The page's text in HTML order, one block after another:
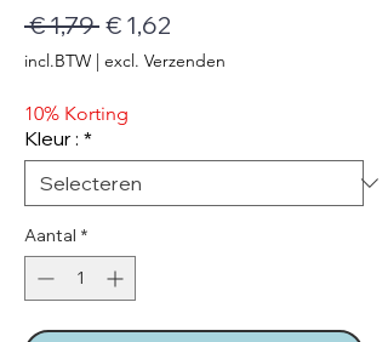
€ 1,79 Normale
prijs
€ 1,62
incl.BTW | excl. Verzenden
10% Korting
Kleur : *
Aantal *